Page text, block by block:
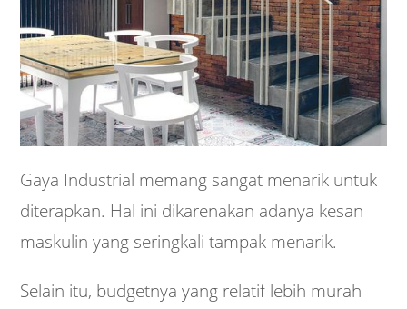
Gaya Industrial memang sangat menarik untuk
diterapkan. Hal ini dikarenakan adanya kesan
maskulin yang seringkali tampak menarik.
Selain itu, budgetnya yang relatif lebih murah